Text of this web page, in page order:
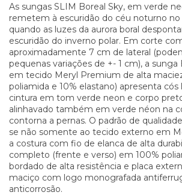
As sungas SLIM Boreal Sky, em verde
remetem à escuridão do céu noturno
quando as luzes da aurora boral
escuridão do inverno polar. Em corte
aproximadamente 7 cm de lateral
pequenas variações de +- 1 cm), a sunga
em tecido Meryl Premium de alta
poliamida e 10% elastano) apresenta cós
cintura em tom verde neon e corpo
alinhavado também em verde néon na
contorna a pernas. O padrão de
se não somente ao tecido externo em
a costura com fio de elanca de alta
completo (frente e verso) em 100%
bordado de alta resistência e placa
maciço com logo monografada
anticorrosão.